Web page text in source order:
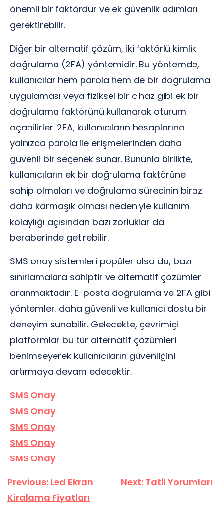
önemli bir faktördür ve ek güvenlik adımları
gerektirebilir.
Diğer bir alternatif çözüm, iki faktörlü kimlik
doğrulama (2FA) yöntemidir. Bu yöntemde,
kullanıcılar hem parola hem de bir doğrulama
uygulaması veya fiziksel bir cihaz gibi ek bir
doğrulama faktörünü kullanarak oturum
açabilirler. 2FA, kullanıcıların hesaplarına
yalnızca parola ile erişmelerinden daha
güvenli bir seçenek sunar. Bununla birlikte,
kullanıcıların ek bir doğrulama faktörüne
sahip olmaları ve doğrulama sürecinin biraz
daha karmaşık olması nedeniyle kullanım
kolaylığı açısından bazı zorluklar da
beraberinde getirebilir.
SMS onay sistemleri popüler olsa da, bazı
sınırlamalara sahiptir ve alternatif çözümler
aranmaktadır. E-posta doğrulama ve 2FA gibi
yöntemler, daha güvenli ve kullanıcı dostu bir
deneyim sunabilir. Gelecekte, çevrimiçi
platformlar bu tür alternatif çözümleri
benimseyerek kullanıcıların güvenliğini
artırmaya devam edecektir.
SMS Onay
SMS Onay
SMS Onay
SMS Onay
SMS Onay
Yazı
gezinmesi
Previous: Led Ekran
Kiralama Fiyatları
Next: Tatil Yorumları